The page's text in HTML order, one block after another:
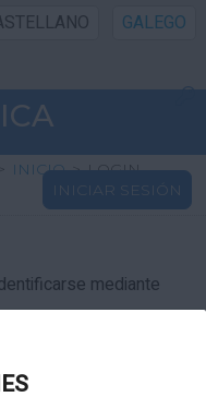
GALEGO
> INICIO > LOGIN
INICIAR SESIÓN
mediante